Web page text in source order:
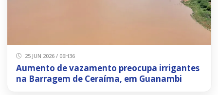
25 JUN 2026 / 06H36
Aumento de vazamento preocupa irrigantes
na Barragem de Ceraíma, em Guanambi